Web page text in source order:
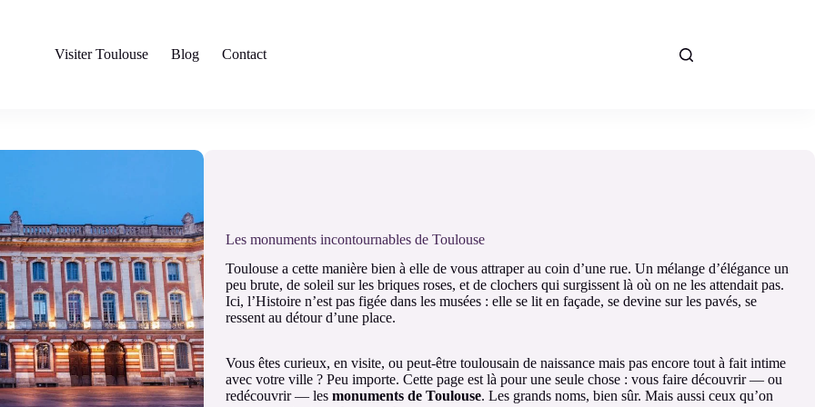
Visiter Toulouse
Blog Contact
Les monuments incontournables de Toulouse
Toulouse a cette manière bien à elle de vous attraper au coin d’une rue. Un mélange d’élégance un
peu brute, de soleil sur les briques roses, et de clochers qui surgissent là où on ne les attendait pas.
Ici, l’Histoire n’est pas figée dans les musées : elle se lit en façade, se devine sur les pavés, se
ressent au détour d’une place.
Vous êtes curieux, en visite, ou peut-être toulousain de naissance mais pas encore tout à fait intime
avec votre ville ? Peu importe. Cette page est là pour une seule chose : vous faire découvrir — ou
redécouvrir — les monuments de Toulouse. Les grands noms, bien sûr. Mais aussi ceux qu’on